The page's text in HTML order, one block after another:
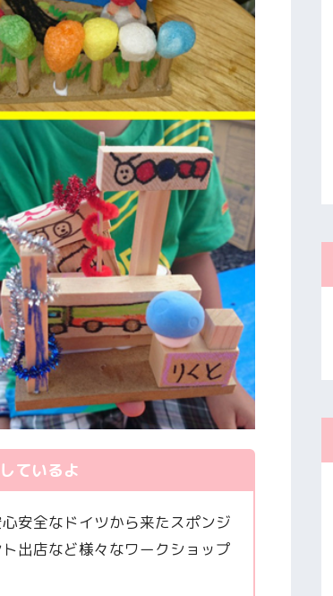
ているよ
安全なドイツから来たスポンジ
出店など様々なワークショップ